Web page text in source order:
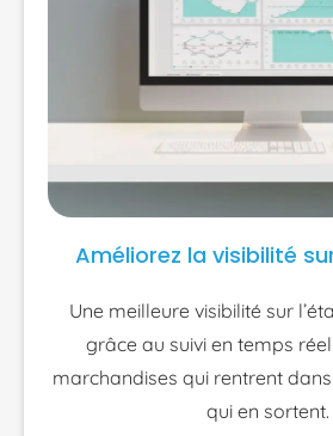
Améliorez la visibilité
Une meilleure visibilité sur
grâce au suivi en temps
marchandises qui rentrent
qui en sortent.